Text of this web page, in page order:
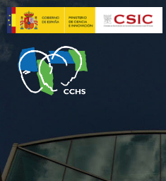
Pasar
al
contenido
principal